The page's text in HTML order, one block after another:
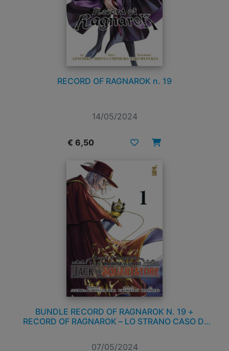
RECORD OF RAGNAROK n. 19
14/05/2024
€ 6,50
BUNDLE RECORD OF RAGNAROK N. 19 +
RECORD OF RAGNAROK – LO STRANO CASO DI
07/05/2024